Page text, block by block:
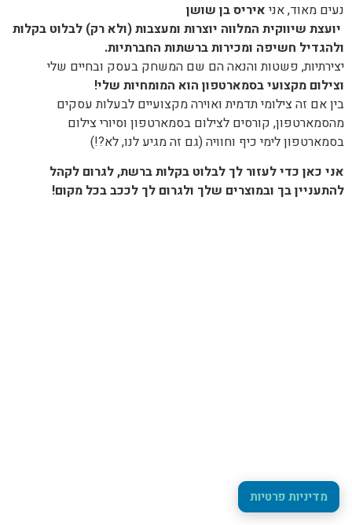
נעים מאוד, אני איריס בן שושן
יועצת שיווקית המלווה יוצרות ומעצבות (ולא רק) לבלוט בקלות
ולהגדיל חשיפה ומכירות ברשתות החברתיות.
יצירתיות, פשטות והנאה הם שם המשחק בעסק ובחיים שלי
וצילום מקצועי בסמארטפון הוא המומחיות שלי!
בין אם זה צילומי תדמית ואוירה מקצועיים לבעלות עסקים
מהסמארטפון, קורסים לצילום בסמארטפון וסיורי צילום
בסמארטפון לימי כיף וחוויה (גם זה מגיע לנו, לא?!)
אני כאן כדי לעזור לך לבלוט בקלות ברשת, לגרום לקהל
להתעניין בך ובמוצרים שלך ולגרום לך לככב בכל מקום!
מדיניות פרטיות